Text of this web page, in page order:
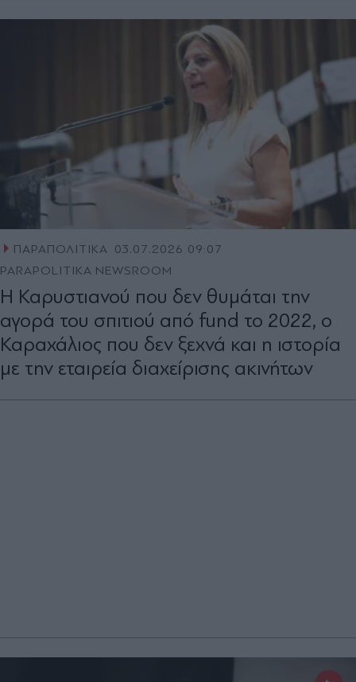
ΠΑΡΑΠΟΛΙΤΙΚΑ 03.07.2026 09:07
PARAPOLITIKA NEWSROOM
Η Καρυστιανού που δεν θυμάται την
αγορά του σπιτιού από fund το 2022, ο
Καραχάλιος που δεν ξεχνά και η ιστορία
με την εταιρεία διαχείρισης ακινήτων